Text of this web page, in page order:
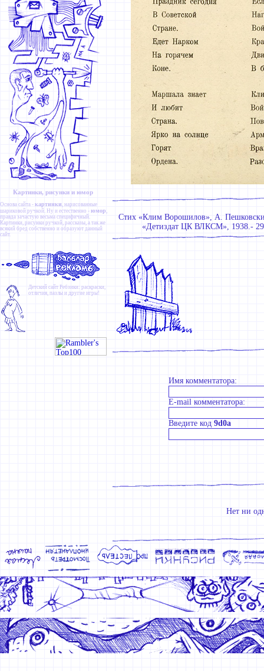
Картинки, рисунки и юмор
Основа сайта - картинки , нарисованные
шариковой ручкой. Ну и естественно - юмор ,
правда зачастую весьма специфичный.
Картинки, рисунки ручкой, рассказы, а так же
всякий бред собственно и образуют данный
сайт.
Детский сайт Ребзики: раскраски,
отличия, пазлы и другие игры!
Стих «Клим Ворошилов», А.
«Детиздат ЦК ВЛКСМ», 1938.- 29
Имя комментатора:
E-mail комментатора:
Введите код 9d0a
Нет ни